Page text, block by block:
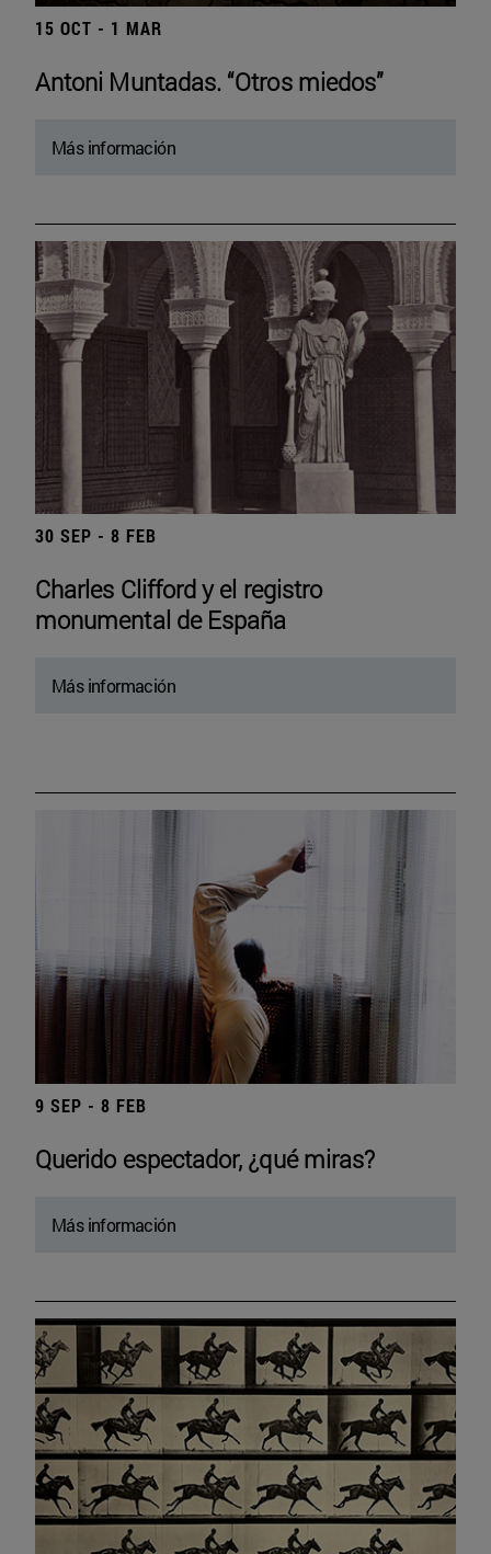
15 OCT - 1 MAR
Antoni Muntadas. “Otros miedos”
Más información
30 SEP - 8 FEB
Charles Clifford y el registro
monumental de España
Más información
9 SEP - 8 FEB
Querido espectador, ¿qué miras?
Más información